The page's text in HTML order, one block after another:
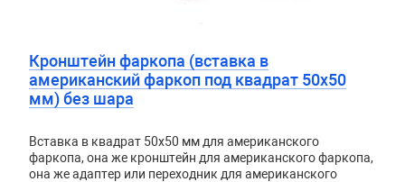
Кронштейн фаркопа (вставка в
американский фаркоп под квадрат 50x50
мм) без шара
Вставка в квадрат 50x50 мм для американского
фаркопа, она же кронштейн для американского фаркопа,
она же адаптер или переходник для американского